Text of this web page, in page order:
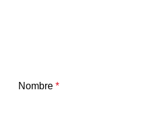
Nombre *